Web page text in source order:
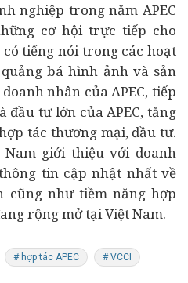
nghiệp trong năm APEC
cơ hội trực tiếp cho
tiếng nói trong các hoạt
bá hình ảnh và sản
doanh nhân của APEC, tiếp
đầu tư lớn của APEC, tăng
tác thương mại, đầu tư.
giới thiệu với doanh
tin cập nhật nhất về
cũng như tiềm năng hợp
rộng mở tại Việt Nam.
# hợp tác APEC # VCCI